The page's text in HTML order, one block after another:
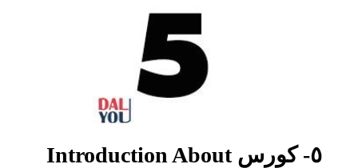
٥- كورس Introduction About